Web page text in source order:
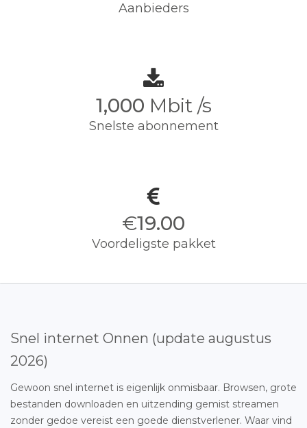
Aanbieders
1,000 Mbit /s
Snelste abonnement
€19.00
Voordeligste pakket
Snel internet Onnen (update augustus
2026)
Gewoon snel internet is eigenlijk onmisbaar. Browsen, grote
bestanden downloaden en uitzending gemist streamen
zonder gedoe vereist een goede dienstverlener. Waar vind